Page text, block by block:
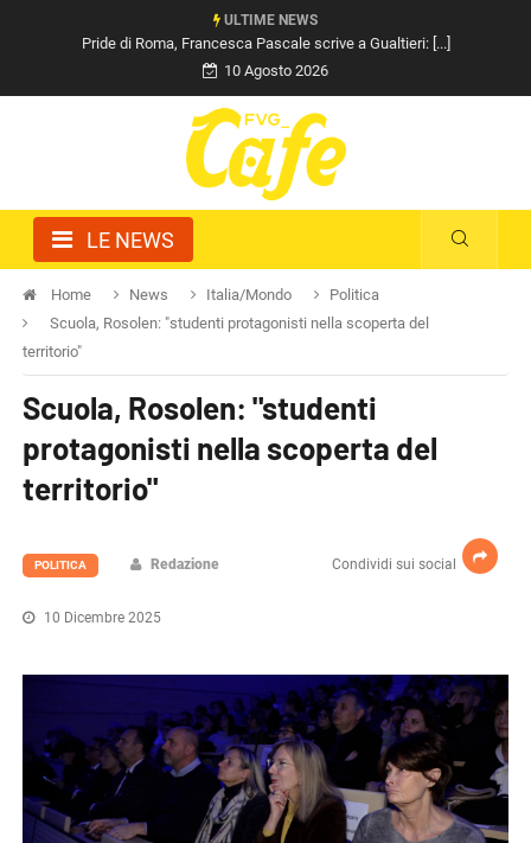
ULTIME NEWS
Pride di Roma, Francesca Pascale scrive a Gualtieri: [...]
10 Agosto 2026
LE NEWS
Home News Italia/Mondo
Politica
Scuola, Rosolen: "studenti protagonisti nella scoperta del
territorio"
Scuola, Rosolen: "studenti
protagonisti nella scoperta del
territorio"
Condividi sui social
POLITICA Redazione
10 Dicembre 2025